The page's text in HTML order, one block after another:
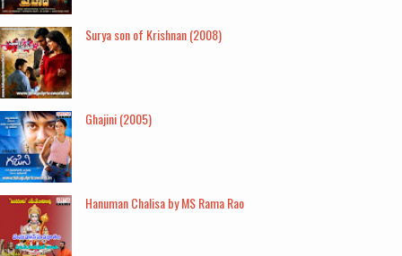
Surya son of Krishnan (2008)
Ghajini (2005)
Hanuman Chalisa by MS Rama Rao